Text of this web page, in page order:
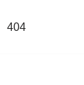
404